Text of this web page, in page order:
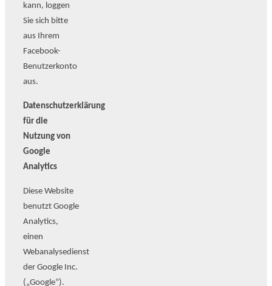
kann, loggen
Sie sich bitte
aus Ihrem
Facebook-
Benutzerkonto
aus.
Datenschutzerklärung
für die
Nutzung von
Google
Analytics
Diese Website
benutzt Google
Analytics,
einen
Webanalysedienst
der Google Inc.
(„Google“).